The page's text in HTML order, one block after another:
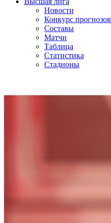
Новости
Конкурс прогнозов
Составы
Матчи
Таблица
Статистика
Стадионы